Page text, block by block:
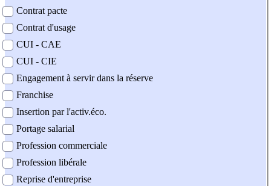
Contrat pacte
Contrat d'usage
CUI - CAE
CUI - CIE
Engagement à servir dans la réserve
Franchise
Insertion par l'activ.éco.
Portage salarial
Profession commerciale
Profession libérale
Reprise d'entreprise